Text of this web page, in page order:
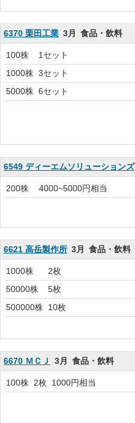
6370 栗田工業 3月 食品・飲料
100株
1セット
1000株 3セット
5000株 6セット
6549 ディーエムソリューションズ
200株 4000~5000円相当
6621 高岳製作所 3月 食品・飲料
1000株
2枚
50000株
5枚
500000株 10枚
6670 ＭＣＪ 3月 食品・飲料
100株 2枚 1000円相当